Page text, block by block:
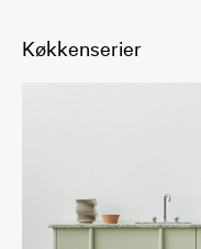
Køkkenserier